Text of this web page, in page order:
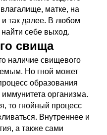
матке, на
так далее. В любом
себе выход.
свища
наличие свищевого
Но гной может
образования
организма.
то гнойный процесс
Внутреннее и
а также сами